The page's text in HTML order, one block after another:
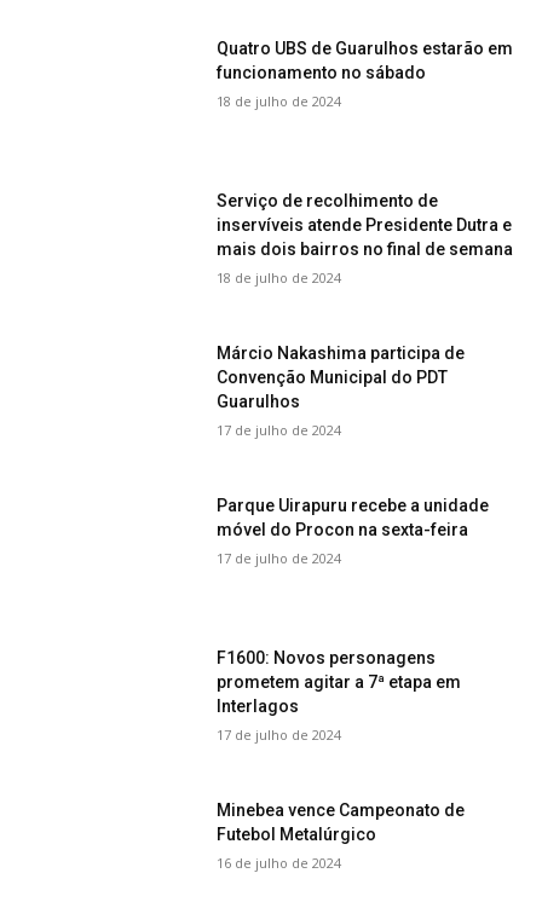
Quatro UBS de Guarulhos estarão em
funcionamento no sábado
18 de julho de 2024
Serviço de recolhimento de
inservíveis atende Presidente Dutra e
mais dois bairros no final de semana
18 de julho de 2024
Márcio Nakashima participa de
Convenção Municipal do PDT
Guarulhos
17 de julho de 2024
Parque Uirapuru recebe a unidade
móvel do Procon na sexta-feira
17 de julho de 2024
F1600: Novos personagens
prometem agitar a 7ª etapa em
Interlagos
17 de julho de 2024
Minebea vence Campeonato de
Futebol Metalúrgico
16 de julho de 2024